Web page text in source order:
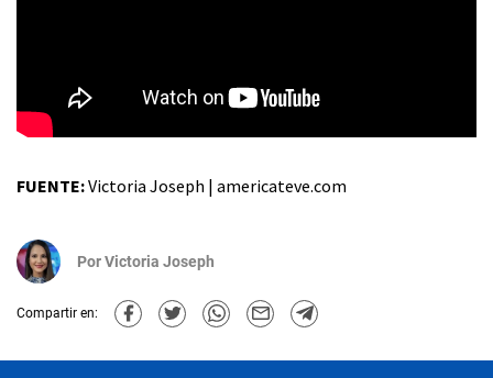
FUENTE:Victoria Joseph | americateve.com
PorVictoria Joseph
Compartir en: